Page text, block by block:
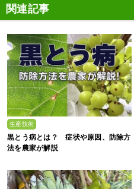
関連記事
生産技術
黒とう病とは？ 症状や原因、防除方
法を農家が解説